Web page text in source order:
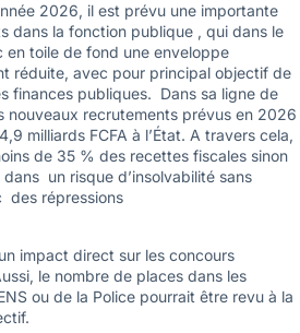
2026, il est prévu une importante
dans la fonction publique , qui dans le
toile de fond une enveloppe
réduite, avec pour principal objectif de
finances publiques. Dans sa ligne de
nouveaux recrutements prévus en 2026
milliards FCFA à l’État. A travers cela,
de 35 % des recettes fiscales sinon
un risque d’insolvabilité sans
des répressions
impact direct sur les concours
le nombre de places dans les
ou de la Police pourrait être revu à la